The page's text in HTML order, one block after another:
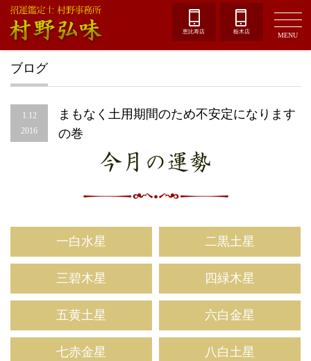
恵比寿店 栃木店 MENU
ブログ
1.12
2016
まもなく土用期間のため不安定になります
の巻
今月の運勢
一白水星 二黒土星
三碧木星 四緑木星
五黄土星 六白金星
七赤金星 八白土星